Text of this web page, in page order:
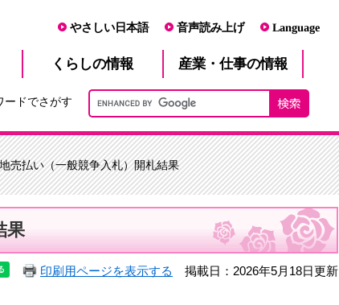
やさしい日本語 音声読み上げ Language
くらしの情報 産業・仕事の情報
ードでさがす
売払い（一般競争入札）開札結果
果
印刷用ページを表示する
掲載日：2026年5月18日更新